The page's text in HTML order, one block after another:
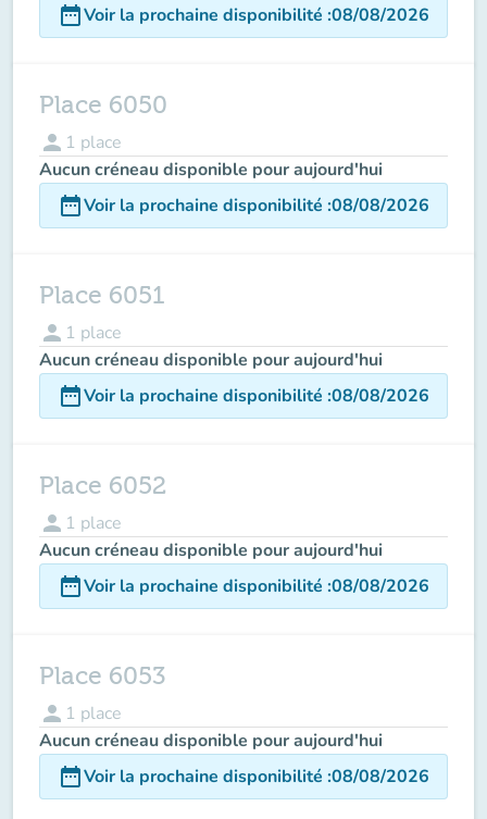
date_rangeVoir la prochaine disponibilité :08/08/2026
Place 6050
person 1 place
Aucun créneau disponible pour aujourd'hui
date_rangeVoir la prochaine disponibilité :08/08/2026
Place 6051
person 1 place
Aucun créneau disponible pour aujourd'hui
date_rangeVoir la prochaine disponibilité :08/08/2026
Place 6052
person 1 place
Aucun créneau disponible pour aujourd'hui
date_rangeVoir la prochaine disponibilité :08/08/2026
Place 6053
person 1 place
Aucun créneau disponible pour aujourd'hui
date_rangeVoir la prochaine disponibilité :08/08/2026